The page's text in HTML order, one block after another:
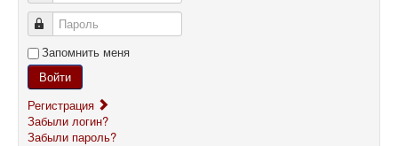
Пароль
Запомнить меня
Войти
Регистрация
Забыли логин?
Забыли пароль?